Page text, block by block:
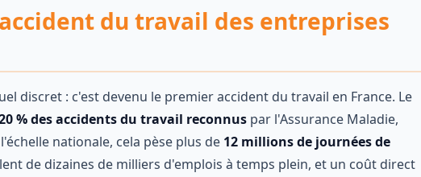
du travail des entreprises
discret : c'est devenu le premier accident du travail en France. Le
% des accidents du travail reconnus par l'Assurance Maladie,
nationale, cela pèse plus de 12 millions de journées de
de dizaines de milliers d'emplois à temps plein, et un coût direct